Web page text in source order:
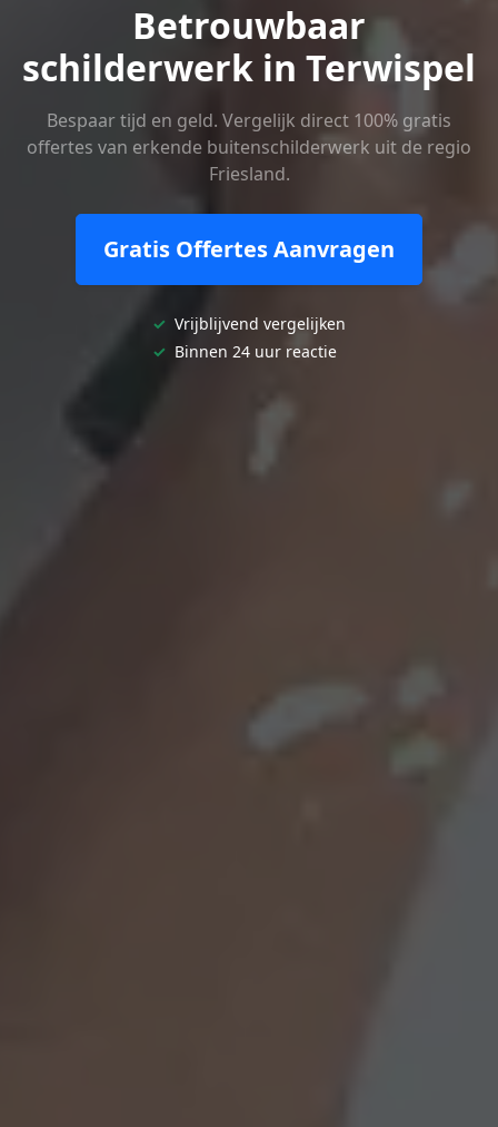
Betrouwbaar
schilderwerk in Terwispel
Bespaar tijd en geld. Vergelijk direct 100% gratis
offertes van erkende buitenschilderwerk uit de regio
Friesland.
Gratis Offertes Aanvragen
✓ Vrijblijvend vergelijken
✓ Binnen 24 uur reactie